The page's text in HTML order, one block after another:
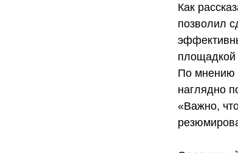
Как
позволил
площадкой
По мнению
наглядно
«Важно,